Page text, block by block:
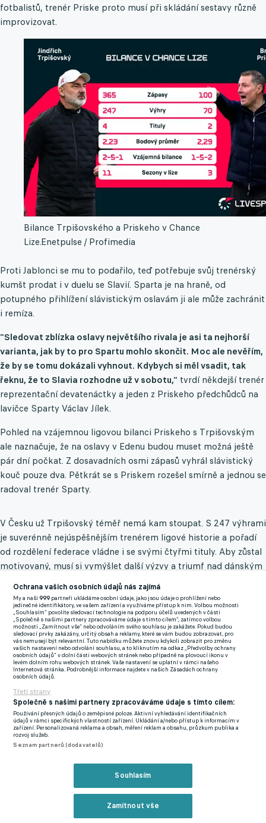
fotbalistů, trenér Priske proto musí při skládání sestavy různě
improvizovat.
Bilance Trpišovského a Priskeho v Chance
Lize.Enetpulse / Profimedia
Proti Jablonci se mu to podařilo, teď potřebuje svůj trenérský
kumšt prodat i v duelu se Slavií. Sparta je na hraně, od
potupného přihlížení slávistickým oslavám ji ale může zachránit
i remíza.
"Sledovat zblízka oslavy největšího rivala je asi ta nejhorší
varianta, jak by to pro Spartu mohlo skončit. Moc ale nevěřím,
že by se tomu dokázali vyhnout. Kdybych si měl vsadit, tak
řeknu, že to Slavia rozhodne už v sobotu," tvrdí někdejší trenér
reprezentační devatenáctky a jeden z Priskeho předchůdců na
lavičce Sparty Václav Jílek.
Pohled na vzájemnou ligovou bilanci Priskeho s Trpišovským
ale naznačuje, že na oslavy v Edenu budou muset možná ještě
pár dní počkat. Z dosavadních osmi zápasů vyhrál slávistický
kouč pouze dva. Pětkrát se s Priskem rozešel smírně a jednou se
radoval trenér Sparty.
V Česku už Trpišovský téměř nemá kam stoupat. S 247 výhrami
je suverénně nejúspěšnějším trenérem ligové historie a pořadí
od rozdělení federace vládne i se svými čtyřmi tituly. Aby zůstal
motivovaný, musí si vymýšlet další výzvy a triumf nad dánským
rivalem je bezpochyby jednou z nich.
"Vyřadil nás už s Midtjyllandem z kvalifikace Ligy mistrů.
Porazit ho je určitě jedna z věcí, která nás žene za úspěchem,"
připustil v podcastu Livesport Daily Trpišovského asistent
Zdeněk Houštecký.
Slávistický realizační tým zkrátka touží po tom konečně ukázat,
že u Jindry to nějakou roli hrát bude," myslí si Jílek, který proti
Trpišovskému na ligové scéně odtrénoval 13 zápasů s výrazně
negativní bilancí 2:11.
Ochrana vašich osobních údajů nás zajímá
My a naši999 partneři ukládáme osobní údaje, jako jsou údaje o prohlížení nebo
jedinečné identifikátory, ve vašem zařízení a využíváme přístup k nim. Volbou možnosti
„Souhlasím“ povolíte sledovací technologie na podporu účelů uvedených v části
„Společně s našimi partnery zpracováváme údaje s tímto cílem“, zatímco volbou
možnosti „Zamítnout vše“ nebo odvoláním svého souhlasu je zakážete. Pokud budou
sledovací prvky zakázány, určitý obsah a reklamy, které se vám budou zobrazovat, pro
vás nemusejí být relevantní. Tuto nabídku můžete znovu kdykoli zobrazit pro změnu
vašich nastavení nebo odvolání souhlasu, a to kliknutím na odkaz „Předvolby ochrany
osobních údajů“ v dolní části webových stránek nebo případně na plovoucí ikonu v
levém dolním rohu webových stránek. Vaše nastavení se uplatní v rámci našeho
Internetová stránka. Podrobnější informace najdete v našich Zásadách ochrany
osobních údajů.
Třetí strany
Společně s našimi partnery zpracováváme údaje s tímto cílem:
Používání přesných údajů o zeměpisné poloze. Aktivní vyhledávání identifikačních
údajů v rámci specifických vlastností zařízení. Ukládání a/nebo přístup k informacím v
zařízení. Personalizovaná reklama a obsah, měření reklam a obsahu, průzkum publika a
rozvoj služeb.
Seznam partnerů (dodavatelů)
Souhlasím
Zamítnout vše